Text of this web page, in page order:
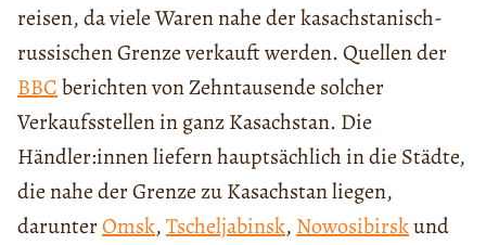
reisen, da viele Waren nahe der kasachstanisch-
russischen Grenze verkauft werden. Quellen der
BBCberichten von Zehntausende solcher
Verkaufsstellen in ganz Kasachstan. Die
Händler:innen liefern hauptsächlich in die Städte,
die nahe der Grenze zu Kasachstan liegen,
darunterOmsk,Tscheljabinsk, Nowosibirskund